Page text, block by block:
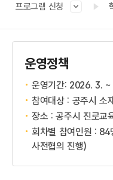
프로그램 신청
운영정책
운영기간: 2026. 3.
참여대상 : 공주시 소
장소 : 공주시 진로교
회차별 참여인원 :
사전협의 진행)